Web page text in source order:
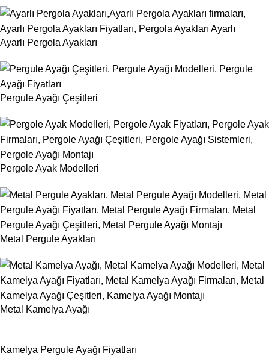
Ayarlı Pergola Ayakları
Pergule Ayağı Çeşitleri
Pergole Ayak Modelleri
Metal Pergule Ayakları
Metal Kamelya Ayağı
Kamelya Pergule Ayağı Fiyatları